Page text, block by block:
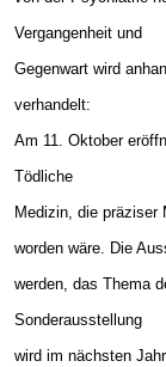
Vergangenheit und
Gegenwart wird
verhandelt:
Am 11. Oktober
Tödliche
Medizin, die präziser
worden wäre. Die
werden, das Thema
Sonderausstellung
wird im nächsten